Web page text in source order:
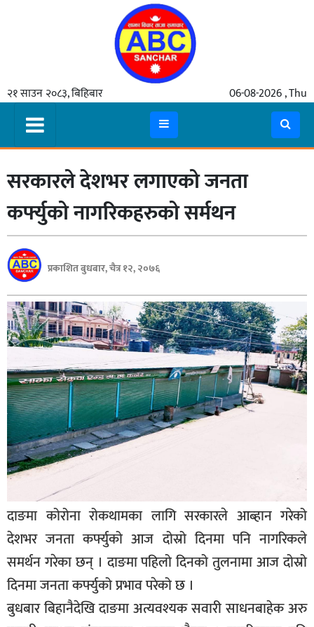
२१ साउन २०८३, बिहिबार 06-08-2026 , Thu
समाचार
मुख्य
समाचार
कुटनीती
अर्थ
रसरङ्ग
यौन/
स्वास्थ्य
भिडियो
बिशेष
भिडियो
पत्रपत्रिका
खेलकुद
बिश्व
अचम्म
दुनिया
कुराकानी
जीवनशैली
साहित्य
सरकारले देशभर लगाएको जनता
कर्फ्युको नागरिकहरुको सर्मथन
प्रकाशित बुधबार, चैत्र १२, २०७६
दाङमा कोरोना रोकथामका लागि सरकारले आब्हान गरेको
देशभर जनता कर्फ्युको आज दोस्रो दिनमा पनि नागरिकले
समर्थन गरेका छन् । दाङमा पहिलो दिनको तुलनामा आज दोस्रो
दिनमा जनता कर्फ्युको प्रभाव परेको छ ।
बुधबार बिहानैदेखि दाङमा अत्यवश्यक सवारी साधनबाहेक अरु